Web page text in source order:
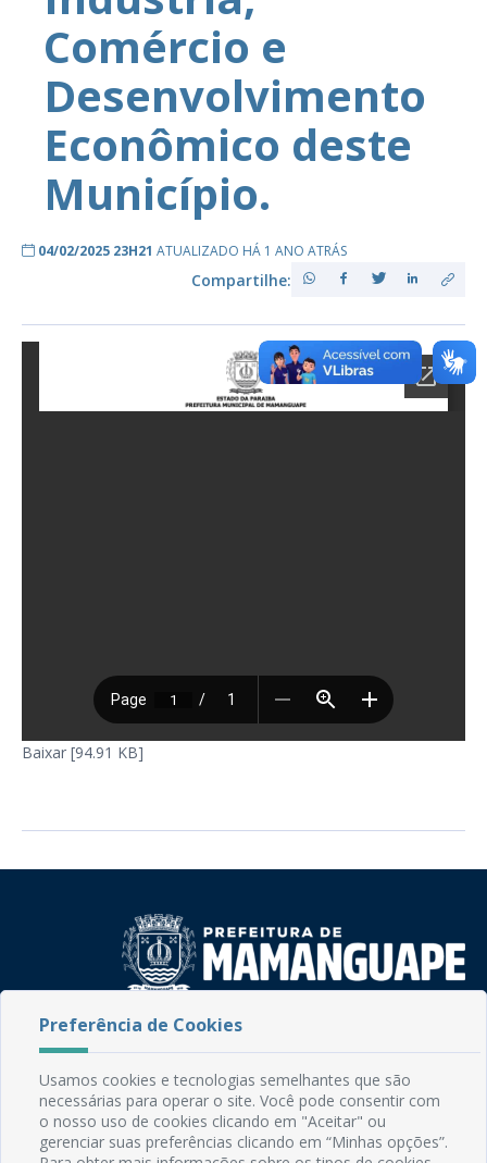
Comércio e
Desenvolvimento
Econômico deste
Município.
04/02/2025 23H21 ATUALIZADO HÁ 1 ANO ATRÁS
Compartilhe:
Baixar [94.91 KB]
Rua do Imperador, 78, Centro
CEP: 58.280-000 - Mamanguape/PB
Fone: (83) 3292-2246
Email: comunicacao@mamanguape.pb.gov.br
Expediente: Segunda à Sexta, das 08h às 13h
Preferência de Cookies
Usamos cookies e tecnologias semelhantes que são
necessárias para operar o site. Você pode consentir com
o nosso uso de cookies clicando em "Aceitar" ou
gerenciar suas preferências clicando em “Minhas opções”.